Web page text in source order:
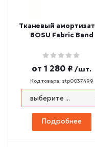
Тканевый
BOSU Fabric Band
от 1 280 ₽ /шт.
Код товара: stp0037499
Подробнее